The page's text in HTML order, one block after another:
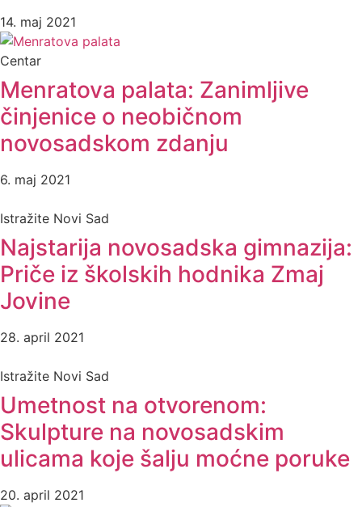
14. maj 2021
Centar
Menratova palata: Zanimljive
činjenice o neobičnom
novosadskom zdanju
6. maj 2021
Istražite Novi Sad
Najstarija novosadska gimnazija:
Priče iz školskih hodnika Zmaj
Jovine
28. april 2021
Istražite Novi Sad
Umetnost na otvorenom:
Skulpture na novosadskim
ulicama koje šalju moćne poruke
20. april 2021